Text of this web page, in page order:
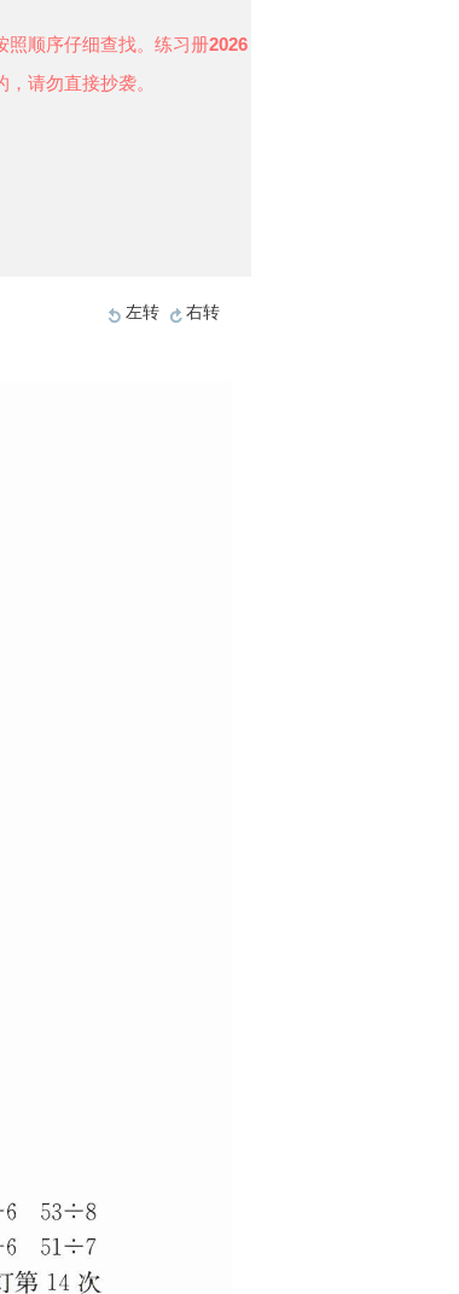
照顺序仔细查找。练习册2026
请勿直接抄袭。
左转 右转